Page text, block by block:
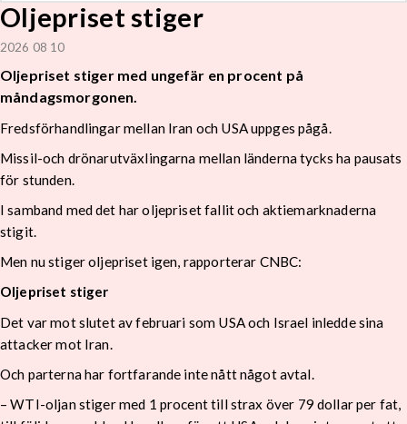
Oljepriset stiger
2026 08 10
Oljepriset stiger med ungefär en procent på
måndagsmorgonen.
Fredsförhandlingar mellan Iran och USA uppges pågå.
Missil-och drönarutväxlingarna mellan länderna tycks ha pausats
för stunden.
I samband med det har oljepriset fallit och aktiemarknaderna
stigit.
Men nu stiger oljepriset igen, rapporterar CNBC:
Oljepriset stiger
Det var mot slutet av februari som USA och Israel inledde sina
attacker mot Iran.
Och parterna har fortfarande inte nått något avtal.
–WTI-oljan stiger med 1 procent till strax över 79 dollar per fat,